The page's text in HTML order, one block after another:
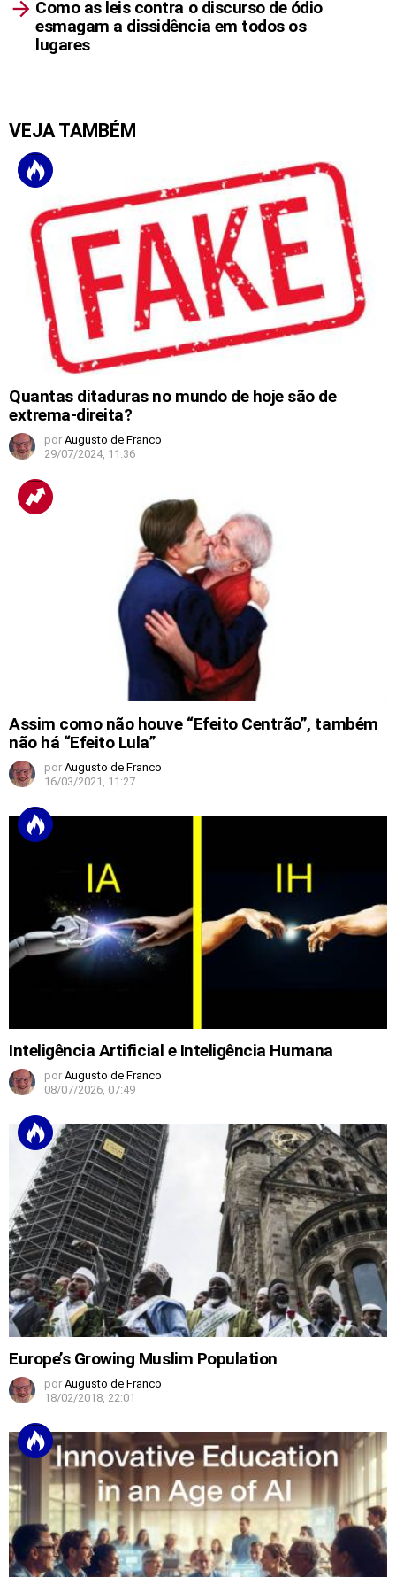
Como as leis contra o discurso de ódio
esmagam a dissidência em todos os
lugares
VEJA TAMBÉM
Quantas ditaduras no mundo de hoje são de
extrema-direita?
por Augusto de Franco
29/07/2024, 11:36
Assim como não houve “Efeito Centrão”, também
não há “Efeito Lula”
por Augusto de Franco
16/03/2021, 11:27
Inteligência Artificial e Inteligência Humana
por Augusto de Franco
08/07/2026, 07:49
Europe’s Growing Muslim Population
por Augusto de Franco
18/02/2018, 22:01